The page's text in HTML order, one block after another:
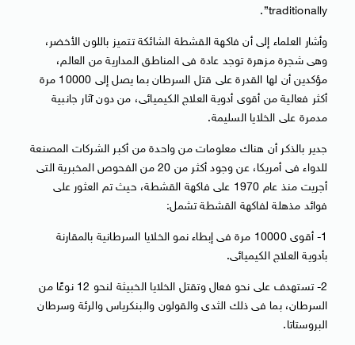
traditionally”.
وأشار العلماء إلى أن فاكهة القشطة الشائكة تتميز باللون الأخضر،
وهى شجرة مزهرة توجد عادة فى المناطق المدارية من العالم،
مؤكدين أن لها القدرة على قتل السرطان بما يصل إلى 10000 مرة
أكثر فعالية من أقوى أدوية العلاج الكيميائى، من دون آثار جانبية
مدمرة على الخلايا السليمة.
جدير بالذكر أن هناك معلومات من واحدة من أكبر الشركات المصنعة
للدواء فى أمريكا، عن وجود أكثر من 20 من الفحوص المخبرية التى
أجريت منذ عام 1970 على فاكهة القشطة، حيث تم العثور على
فوائد مذهلة لفاكهة القشطة تشمل:
1- أقوى 10000 مرة فى إبطاء نمو الخلايا السرطانية بالمقارنة
بأدوية العلاج الكيميائى.
2- تستهدف على نحو فعال وتقتل الخلايا الخبيثة لنحو 12 نوعًا من
السرطان، بما فى ذلك الثدى والقولون والبنكرياس والرئة وسرطان
البروستاتا.